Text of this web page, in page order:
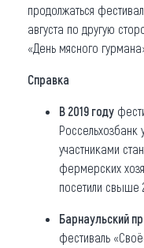
продолжаться
августа по другую
«День мясного
Справка
В 2019 году
Россельхозбанк
участниками
фермерских
посетили свыше
Барнаульский
фестиваль